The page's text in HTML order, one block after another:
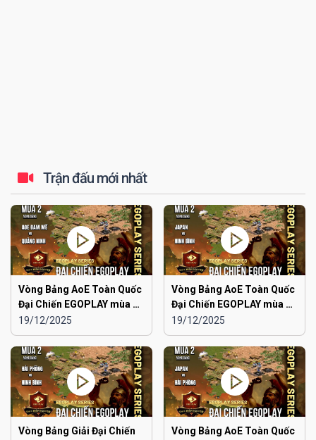
Trận đấu mới nhất
Vòng Bảng AoE Toàn Quốc
Đại Chiến EGOPLAY mùa 2 |
Aoe Đam Mê vs Quảng
Ninh
19/12/2025
Vòng Bảng AoE Toàn Quốc
Đại Chiến EGOPLAY mùa 2 |
Japan vs Ninh Bình
19/12/2025
Vòng Bảng Giải Đại Chiến
Vòng Bảng AoE Toàn Quốc